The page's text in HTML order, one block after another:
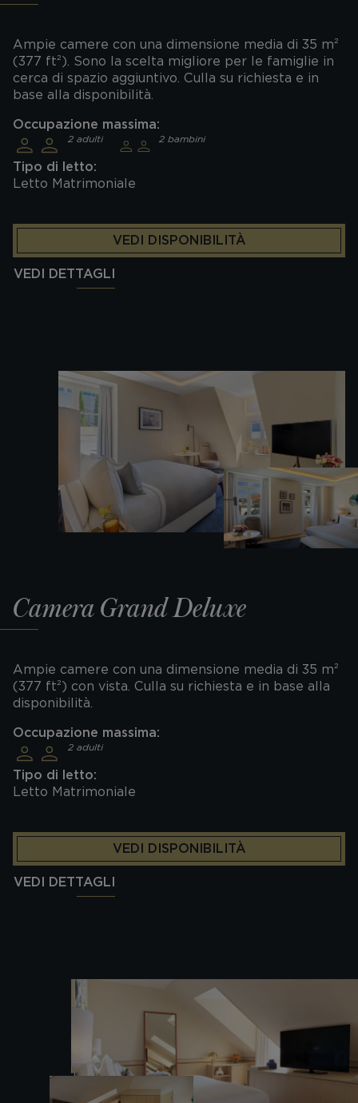
Ampie camere con una dimensione media di 35 m²
(377 ft²). Sono la scelta migliore per le famiglie in
cerca di spazio aggiuntivo. Culla su richiesta e in
base alla disponibilità.
Occupazione massima:
2 adulti 2 bambini
Tipo di letto:
Letto Matrimoniale
VEDI DISPONIBILITÀ
VEDI DETTAGLI
Camera Grand Deluxe
Ampie camere con una dimensione media di 35 m²
(377 ft²) con vista. Culla su richiesta e in base alla
disponibilità.
Occupazione massima:
2 adulti
Tipo di letto:
Letto Matrimoniale
VEDI DISPONIBILITÀ
VEDI DETTAGLI